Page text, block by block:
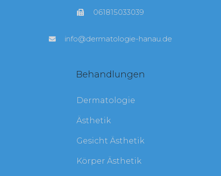
061815033039
info@dermatologie-hanau.de
Behandlungen
Dermatologie
Ästhetik
Gesicht Ästhetik
Körper Ästhetik